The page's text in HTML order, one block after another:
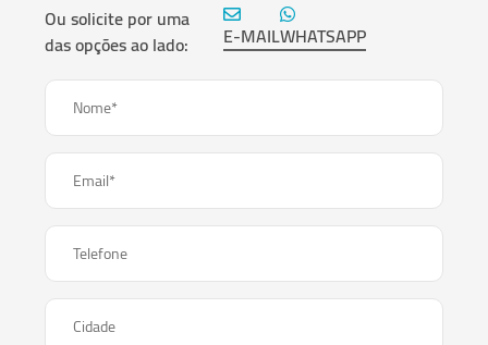
Ou solicite por uma
das opções ao lado:
E-MAILWHATSAPP
Nome*
Email*
Telefone
Cidade